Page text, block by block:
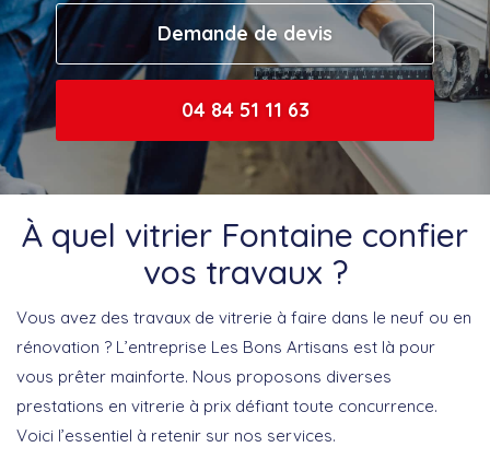
Demande de devis
04 84 51 11 63
À quel vitrier Fontaine confier
vos travaux ?
Vous avez des travaux de vitrerie à faire dans le neuf ou en
rénovation ? L’entreprise Les Bons Artisans est là pour
vous prêter mainforte. Nous proposons diverses
prestations en vitrerie à prix défiant toute concurrence.
Voici l’essentiel à retenir sur nos services.